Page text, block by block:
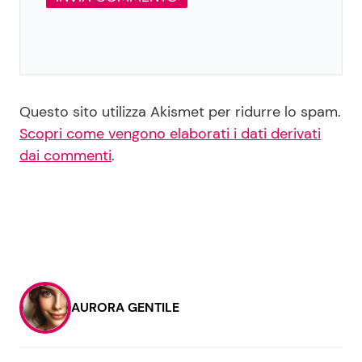
Questo sito utilizza Akismet per ridurre lo spam.
Scopri come vengono elaborati i dati derivati
dai commenti.
AURORA GENTILE